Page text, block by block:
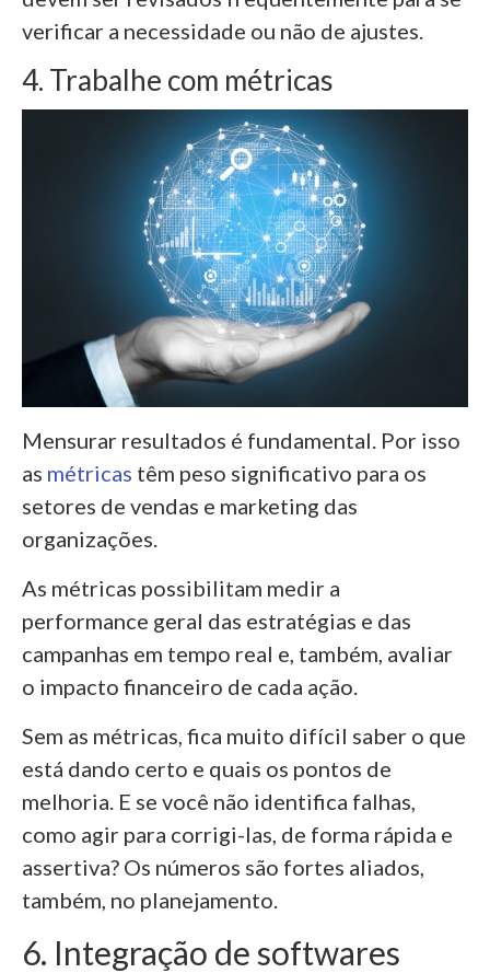
verificar a necessidade ou não de ajustes.
4. Trabalhe com métricas
Mensurar resultados é fundamental. Por isso
as métricas têm peso significativo para os
setores de vendas e marketing das
organizações.
As métricas possibilitam medir a
performance geral das estratégias e das
campanhas em tempo real e, também, avaliar
o impacto financeiro de cada ação.
Sem as métricas, fica muito difícil saber o que
está dando certo e quais os pontos de
melhoria. E se você não identifica falhas,
como agir para corrigi-las, de forma rápida e
assertiva? Os números são fortes aliados,
também, no planejamento.
6. Integração de softwares